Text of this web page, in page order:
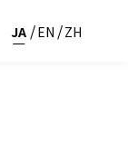
JA EN ZH